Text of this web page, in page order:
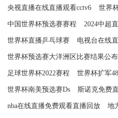
央视直播在线直播观看cctv6 世界
中国世界杯预选赛赛程 2024中超
世界杯直播乒乓球赛 电视台在线
世界杯预选赛大洋洲区比赛结果公布
足球世界杯2022赛程 世界杯扩军
世界杯南美预选赛Ds 斯诺克免费
nba在线直播免费观看直播回放 地